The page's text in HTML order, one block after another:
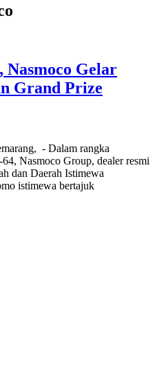
Nasmoco Gelar
Grand Prize
- Dalam rangka
Nasmoco Group, dealer resmi
dan Daerah Istimewa
istimewa bertajuk